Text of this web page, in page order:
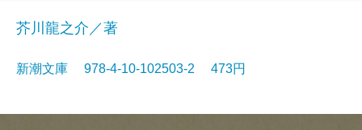
芥川龍之介／著
新潮文庫 978-4-10-102503-2 473円